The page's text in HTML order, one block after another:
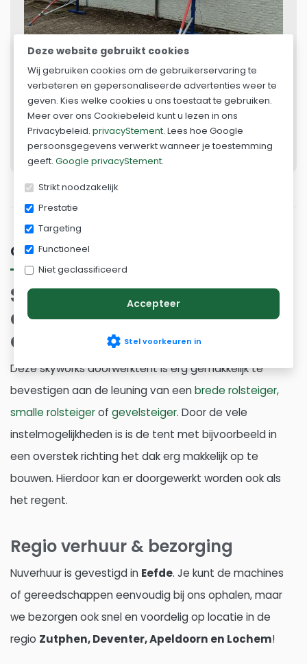
keyboard_arrow_right Nu huren
Contact opnemen
Omschrijving
Steiger doorwerktent -
droog en beschut
doorwerken bij regen
Deze skyworks doorwerktent is erg gemakkelijk te
bevestigen aan de leuning van een brede rolsteiger,
smalle rolsteigerof gevelsteiger. Door de vele
instelmogelijkheden is is de tent met bijvoorbeeld in
een overstek richting het dak erg makkelijk op te
bouwen. Hierdoor kan er doorgewerkt worden ook als
het regent.
Regio verhuur & bezorging
Nuverhuur is gevestigd in Eefde. Je kunt de machines
of gereedschappen eenvoudig bij ons ophalen, maar
we bezorgen ook snel en voordelig op locatie in de
regio Zutphen, Deventer, Apeldoorn en Lochem!
Deze website gebruikt cookies
Wij gebruiken cookies om de gebruikerservaring te
verbeteren en gepersonaliseerde advertenties weer te
geven. Kies welke cookies u ons toestaat te gebruiken.
Meer over ons Cookiebeleid kunt u lezen in ons
Privacybeleid. privacyStement. Lees hoe Google
persoonsgegevens verwerkt wanneer je toestemming
geeft. Google privacyStement.
Strikt noodzakelijk
Prestatie
Targeting
Functioneel
Niet geclassificeerd
Accepteer
settings Stel voorkeuren in